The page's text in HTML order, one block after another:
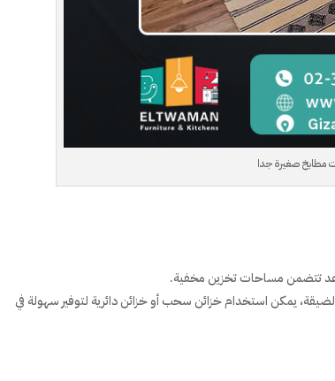
مطابخ صغيرة جدا
تتضمن مساحات تخزين مخفية.
يمكن استخدام خزائن سحب أو خزائن دائرية لتوفير سهولة في